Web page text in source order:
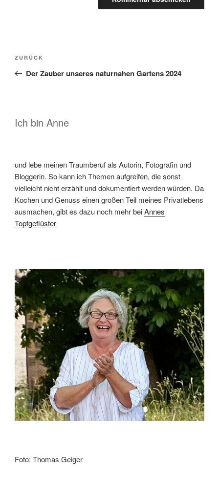
Beitragsnavigation
Vorheriger
Beitrag
ZURÜCK
Der Zauber unseres naturnahen Gartens 2024
Ich bin Anne
und lebe meinen Traumberuf als Autorin, Fotografin und
Bloggerin. So kann ich Themen aufgreifen, die sonst
vielleicht nicht erzählt und dokumentiert werden würden. Da
Kochen und Genuss einen großen Teil meines Privatlebens
ausmachen, gibt es dazu noch mehr beiAnnes
Topfgeflüster
Foto: Thomas Geiger